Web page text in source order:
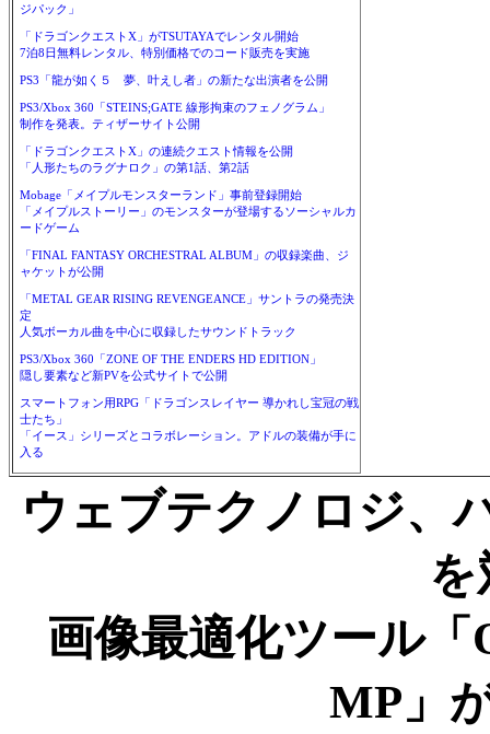
ジパック」
「ドラゴンクエストX」がTSUTAYAでレンタル開始
7泊8日無料レンタル、特別価格でのコード販売を実施
PS3「龍が如く５ 夢、叶えし者」の新たな出演者を公開
PS3/Xbox 360「STEINS;GATE 線形拘束のフェノグラム」
制作を発表。ティザーサイト公開
「ドラゴンクエストX」の連続クエスト情報を公開
「人形たちのラグナロク」の第1話、第2話
Mobage「メイプルモンスターランド」事前登録開始
「メイプルストーリー」のモンスターが登場するソーシャルカ
ードゲーム
「FINAL FANTASY ORCHESTRAL ALBUM」の収録楽曲、ジ
ャケットが公開
「METAL GEAR RISING REVENGEANCE」サントラの発売決
定
人気ボーカル曲を中心に収録したサウンドトラック
PS3/Xbox 360「ZONE OF THE ENDERS HD EDITION」
隠し要素など新PVを公式サイトで公開
スマートフォン用RPG「ドラゴンスレイヤー 導かれし宝冠の戦
士たち」
「イース」シリーズとコラボレーション。アドルの装備が手に
入る
ウェブテクノロジ、
画像最適化ツール
MP」